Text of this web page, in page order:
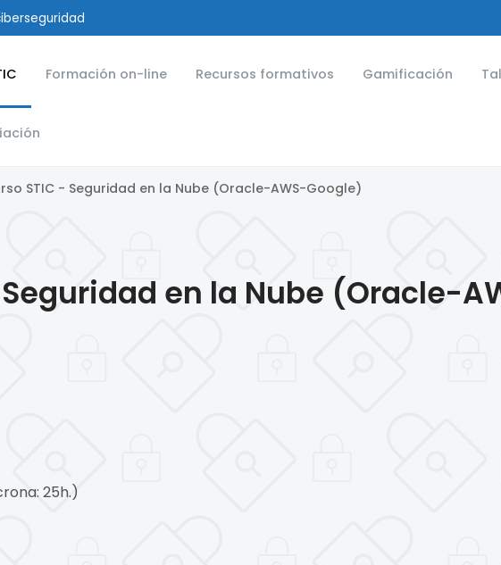
Formación on-line Recursos formativos Gamificación
STIC - Seguridad en la Nube (Oracle-AWS-Google)
Seguridad en la Nube (Oracle-
25h.)